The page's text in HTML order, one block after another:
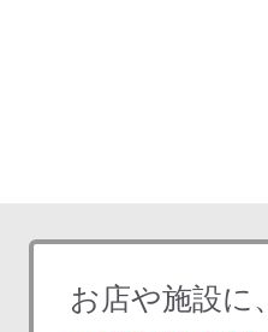
お店や施設に、